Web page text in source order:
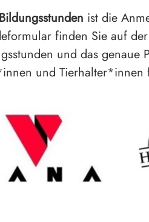
Bildungsstunden ist die
finden Sie auf
und das genaue
und Tierhalter*innen